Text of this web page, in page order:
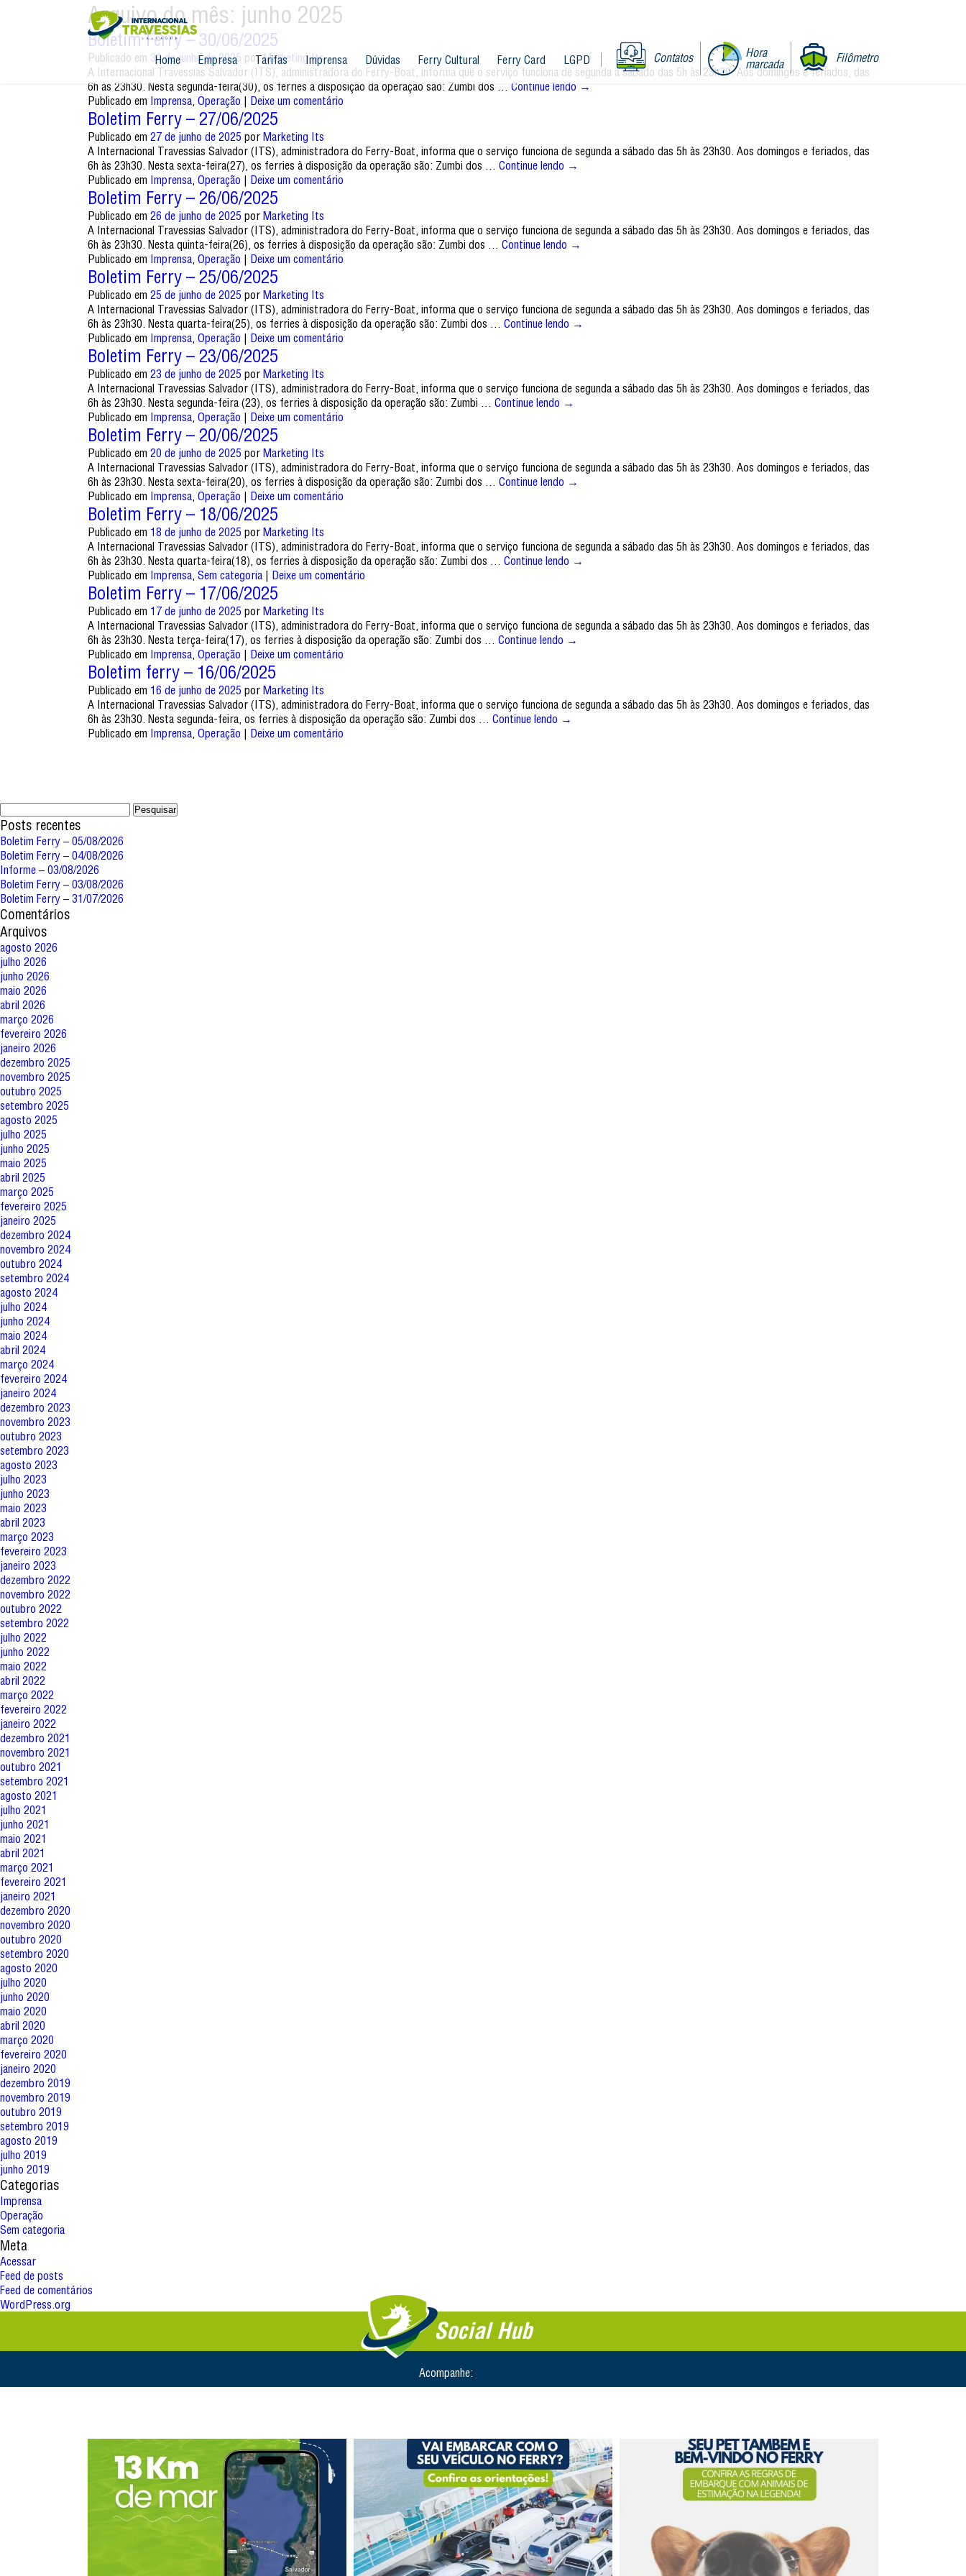
Contatos
Hora
marcada
Filômetro
Home Empresa Tarifas Imprensa Dúvidas Ferry Cultural Ferry Card LGPD
Arquivo do mês: junho 2025
Boletim Ferry – 30/06/2025
Publicado em 30 de junho de 2025 por Marketing Its
A Internacional Travessias Salvador (ITS), administradora do Ferry-Boat, informa que o serviço funciona de segunda a sábado das 5h às 23h30. Aos domingos e feriados, das
6h às 23h30. Nesta segunda-feira(30), os ferries à disposição da operação são: Zumbi dos … Continue lendo →
Publicado em Imprensa, Operação | Deixe um comentário
Boletim Ferry – 27/06/2025
Publicado em 27 de junho de 2025 por Marketing Its
A Internacional Travessias Salvador (ITS), administradora do Ferry-Boat, informa que o serviço funciona de segunda a sábado das 5h às 23h30. Aos domingos e feriados, das
6h às 23h30. Nesta sexta-feira(27), os ferries à disposição da operação são: Zumbi dos … Continue lendo →
Publicado em Imprensa, Operação | Deixe um comentário
Boletim Ferry – 26/06/2025
Publicado em 26 de junho de 2025 por Marketing Its
A Internacional Travessias Salvador (ITS), administradora do Ferry-Boat, informa que o serviço funciona de segunda a sábado das 5h às 23h30. Aos domingos e feriados, das
6h às 23h30. Nesta quinta-feira(26), os ferries à disposição da operação são: Zumbi dos … Continue lendo →
Publicado em Imprensa, Operação | Deixe um comentário
Boletim Ferry – 25/06/2025
Publicado em 25 de junho de 2025 por Marketing Its
A Internacional Travessias Salvador (ITS), administradora do Ferry-Boat, informa que o serviço funciona de segunda a sábado das 5h às 23h30. Aos domingos e feriados, das
6h às 23h30. Nesta quarta-feira(25), os ferries à disposição da operação são: Zumbi dos … Continue lendo →
Publicado em Imprensa, Operação | Deixe um comentário
Boletim Ferry – 23/06/2025
Publicado em 23 de junho de 2025 por Marketing Its
A Internacional Travessias Salvador (ITS), administradora do Ferry-Boat, informa que o serviço funciona de segunda a sábado das 5h às 23h30. Aos domingos e feriados, das
6h às 23h30. Nesta segunda-feira (23), os ferries à disposição da operação são: Zumbi … Continue lendo →
Publicado em Imprensa, Operação | Deixe um comentário
Boletim Ferry – 20/06/2025
Publicado em 20 de junho de 2025 por Marketing Its
A Internacional Travessias Salvador (ITS), administradora do Ferry-Boat, informa que o serviço funciona de segunda a sábado das 5h às 23h30. Aos domingos e feriados, das
6h às 23h30. Nesta sexta-feira(20), os ferries à disposição da operação são: Zumbi dos … Continue lendo →
Publicado em Imprensa, Operação | Deixe um comentário
Boletim Ferry – 18/06/2025
Publicado em 18 de junho de 2025 por Marketing Its
A Internacional Travessias Salvador (ITS), administradora do Ferry-Boat, informa que o serviço funciona de segunda a sábado das 5h às 23h30. Aos domingos e feriados, das
6h às 23h30. Nesta quarta-feira(18), os ferries à disposição da operação são: Zumbi dos … Continue lendo →
Publicado em Imprensa, Sem categoria | Deixe um comentário
Boletim Ferry – 17/06/2025
Publicado em 17 de junho de 2025 por Marketing Its
A Internacional Travessias Salvador (ITS), administradora do Ferry-Boat, informa que o serviço funciona de segunda a sábado das 5h às 23h30. Aos domingos e feriados, das
6h às 23h30. Nesta terça-feira(17), os ferries à disposição da operação são: Zumbi dos … Continue lendo →
Publicado em Imprensa, Operação | Deixe um comentário
Boletim ferry – 16/06/2025
Publicado em 16 de junho de 2025 por Marketing Its
A Internacional Travessias Salvador (ITS), administradora do Ferry-Boat, informa que o serviço funciona de segunda a sábado das 5h às 23h30. Aos domingos e feriados, das
6h às 23h30. Nesta segunda-feira, os ferries à disposição da operação são: Zumbi dos … Continue lendo →
Publicado em Imprensa, Operação | Deixe um comentário
Pesquisar
por:
Posts recentes
Boletim Ferry – 05/08/2026
Boletim Ferry – 04/08/2026
Informe – 03/08/2026
Boletim Ferry – 03/08/2026
Boletim Ferry – 31/07/2026
Comentários
Arquivos
agosto 2026
julho 2026
junho 2026
maio 2026
abril 2026
março 2026
fevereiro 2026
janeiro 2026
dezembro 2025
novembro 2025
outubro 2025
setembro 2025
agosto 2025
julho 2025
junho 2025
maio 2025
abril 2025
março 2025
fevereiro 2025
janeiro 2025
dezembro 2024
novembro 2024
outubro 2024
setembro 2024
agosto 2024
julho 2024
junho 2024
maio 2024
abril 2024
março 2024
fevereiro 2024
janeiro 2024
dezembro 2023
novembro 2023
outubro 2023
setembro 2023
agosto 2023
julho 2023
junho 2023
maio 2023
abril 2023
março 2023
fevereiro 2023
janeiro 2023
dezembro 2022
novembro 2022
outubro 2022
setembro 2022
julho 2022
junho 2022
maio 2022
abril 2022
março 2022
fevereiro 2022
janeiro 2022
dezembro 2021
novembro 2021
outubro 2021
setembro 2021
agosto 2021
julho 2021
junho 2021
maio 2021
abril 2021
março 2021
fevereiro 2021
janeiro 2021
dezembro 2020
novembro 2020
outubro 2020
setembro 2020
agosto 2020
julho 2020
junho 2020
maio 2020
abril 2020
março 2020
fevereiro 2020
janeiro 2020
dezembro 2019
novembro 2019
outubro 2019
setembro 2019
agosto 2019
julho 2019
junho 2019
Categorias
Imprensa
Operação
Sem categoria
Meta
Acessar
Feed de posts
Feed de comentários
WordPress.org
Social Hub
Acompanhe: